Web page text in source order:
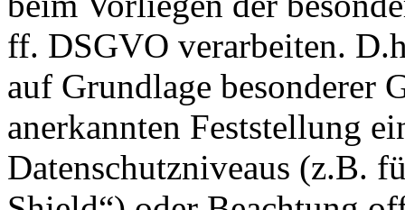
ff. DSGVO verarbeiten.
auf Grundlage besonderer
anerkannten Feststellung
Datenschutzniveaus (z.B.